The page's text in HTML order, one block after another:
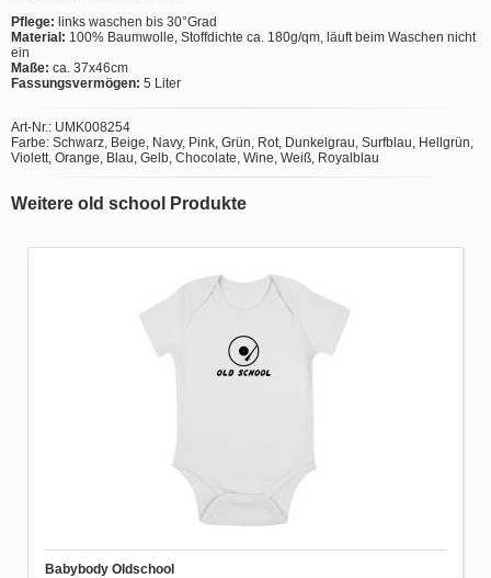
Pflege: links waschen bis 30°Grad
Material: 100% Baumwolle, Stoffdichte ca. 180g/qm, läuft beim Waschen nicht
ein
Maße: ca. 37x46cm
Fassungsvermögen: 5 Liter
Art-Nr.: UMK008254
Farbe: Schwarz, Beige, Navy, Pink, Grün, Rot, Dunkelgrau, Surfblau, Hellgrün,
Violett, Orange, Blau, Gelb, Chocolate, Wine, Weiß, Royalblau
Weitere old school Produkte
Babybody Oldschool